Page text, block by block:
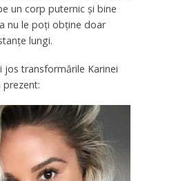
un corp puternic și bine
nu le poți obține doar
lungi.
jos transformările Karinei
prezent: